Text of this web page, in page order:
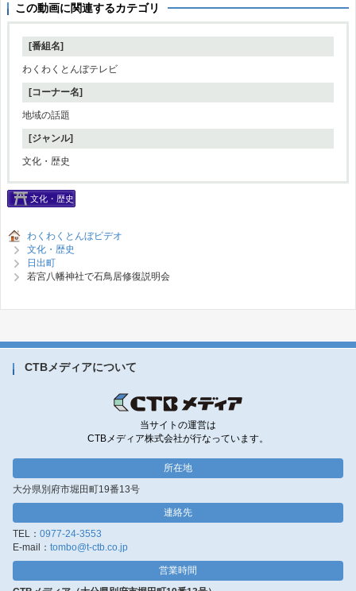
この動画に関連するカテゴリ
[番組名]
わくわくとんぼテレビ
[コーナー名]
地域の話題
[ジャンル]
文化・歴史
文化・歴史
わくわくとんぼビデオ
文化・歴史
日出町
若宮八幡神社で石鳥居修復説明会
CTBメディアについて
当サイトの運営は
CTBメディア株式会社が行なっています。
所在地
大分県別府市堀田町19番13号
連絡先
TEL： 0977-24-3553
E-mail： tombo@t-ctb.co.jp
営業時間